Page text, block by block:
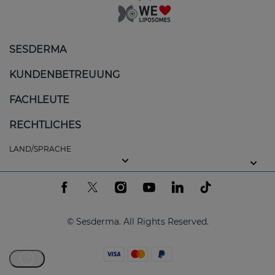
SESDERMA
KUNDENBETREUUNG
FACHLEUTE
RECHTLICHES
LAND/SPRACHE
© Sesderma. All Rights Reserved.